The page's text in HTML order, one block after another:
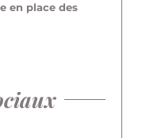
en place des